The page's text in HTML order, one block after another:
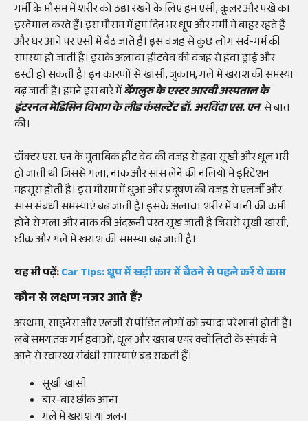
गर्मी के मौसम में शरीर को ठंडा रखने के लिए हम एसी, कूलर और पंखे का
इस्तेमाल करते हैं। इस मौसम में हम दिन भर धूप और गर्मी में बाहर रहते हैं
और घर आने पर एसी में बैठ जाते हैं। इस वजह से कुछ लोग सर्द-गर्म की
समस्या हो जाती है। इसके अलावा हीटवेव की वजह से हवा ड्राई और
डस्टी हो सकती है। इन कारणों से खांसी, जुकाम, गले में खराश की समस्या
बढ़ जाती है। हमने इस बारे मेंबेंगलुरु के एस्टर आरवी अस्पताल के
इंटरनल मेडिसिन विभाग के लीड कंसल्टेंट डॉ. अरविंदा एस. एन. से बात
की।
डॉक्टर एस. एन के मुताबिक हीट वेव की वजह से हवा सूखी और धूल भरी
हो जाती थी जिससे गला, नाक और सांस लेने की नलियों में इरिटेशन
महसूस होती है। इस मौसम में धुआं और प्रदूषण की वजह से एलर्जी और
सांस संबंधी समस्याएं बढ़ जाती है। इसके अलावा शरीर में पानी की कमी
होने से गला और नाक की अंदरूनी परत सूख जाती है जिससे सूखी खांसी,
छींक और गले में खराश की समस्या बढ़ जाती है।
यह भी पढ़ें:Car Tips: धूप में खड़ी कार में बैठने से पहले करें ये काम
कौन से लक्षण नजर आते हैं?
अस्थमा, साइनेस और एलर्जी से पीड़ित लोगों को ज्यादा परेशानी होती है।
लंबे समय तक गर्म हवाओं, धूल और खराब एयर क्वॉलिटी के संपर्क में
आने से स्वास्थ्य संबंधी समस्याएं बढ़ सकती हैं।
सूखी खांसी
बार-बार छींक आना